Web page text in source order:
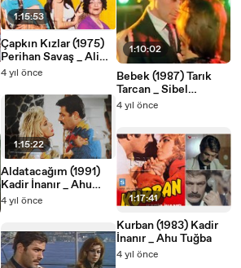
1:15:53
Çapkın Kızlar (1975)
Perihan Savaş _ Ali
Poyrazoğlu
4 yıl önce
1:15:22
Aldatacağım (1991)
Kadir İnanır _ Ahu
Tuğba
4 yıl önce
1:10:02
Bebek (1987) Tarık
Tarcan _ Sibel
Turnagöl
4 yıl önce
1:17:41
Kurban (1983) Kadir
İnanır _ Ahu Tuğba
4 yıl önce